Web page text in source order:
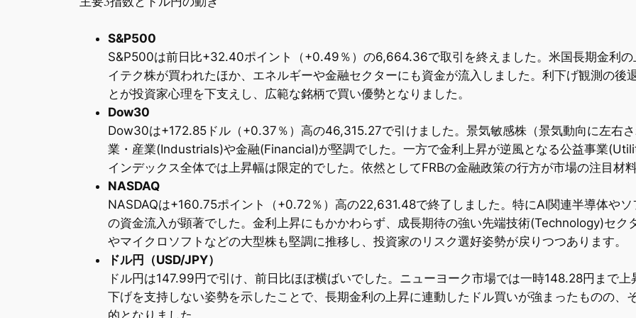
S&P500
S&P500は前日比+32.40ポイント（+0.49％）の6,664.36で取引を終えました。米国長期金利
イテク株が買われたほか、エネルギーや金融セクターにも資金が流入しました。利下げ観測の後
とが投資家心理を下支えし、広範な銘柄で買い優勢となりました。
Dow30
Dow30は+172.85ドル（+0.37％）高の46,315.27で引けました。景気敏感株（景気動向に左右
業・産業(Industrials)や金融(Financial)が堅調でした。一方で金利上昇が逆風となる公益事業
インデックス全体では上昇幅は限定的でした。依然としてFRBの金融政策の行方が市場の注目材
NASDAQ
NASDAQは+160.75ポイント（+0.72％）高の22,631.48で終了しました。特にAI関連半導体や
の資金流入が顕著でした。金利上昇にもかかわらず、成長期待の強い先端技術(Technology)セク
やマイクロソフトなどの大型株も堅調に推移し、投資家のリスク選好姿勢が戻りつつあります。
ドル円（USD/JPY）
ドル円は147.99円で引け、前日比ほぼ横ばいでした。ニューヨーク市場では一時148.28円まで
下げを支持しない姿勢を示したことで、長期金利の上昇に連動したドル買いが強まったものの、
的となりました。